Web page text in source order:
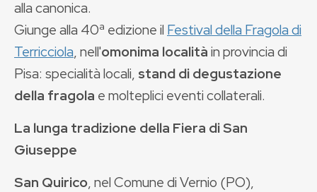
alla canonica.
Giunge alla 40ª edizione il Festival della Fragola di
Terricciola, nell'omonima localitàin provincia di
Pisa: specialità locali, stand di degustazione
della fragola e molteplici eventi collaterali.
La lunga tradizione della Fiera di San
Giuseppe
San Quirico, nel Comune di Vernio (PO),